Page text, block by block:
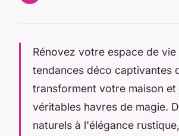
Rénovez votre espace de
tendances déco captivantes
transforment votre maison et
véritables havres de magie.
naturels à l'élégance